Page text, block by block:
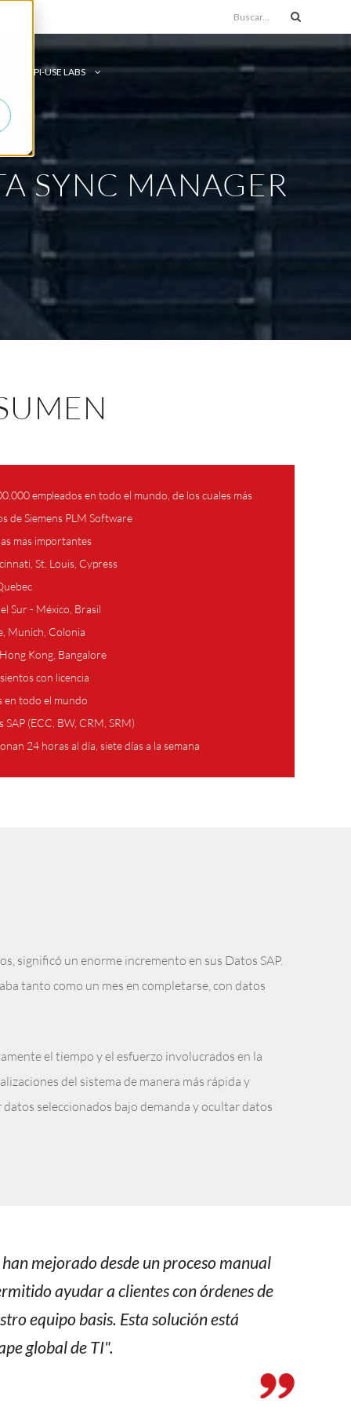
DE EPI-USE LABS
SYNC MANAGER
empleados en todo el mundo, de los cuales más
de Siemens PLM Software
mas importantes
St. Louis, Cypress
Sur - México, Brasil
Munich, Colonia
Kong, Bangalore
con licencia
en todo el mundo
(ECC, BW, CRM, SRM)
24 horas al día, siete días a la semana
significó un enorme incremento en sus Datos SAP.
tanto como un mes en completarse, con datos
el tiempo y el esfuerzo involucrados en la
del sistema de manera más rápida y
seleccionados bajo demanda y ocultar datos
mejorado desde un proceso manual
ayudar a clientes con órdenes de
equipo basis. Esta solución está
global de TI".